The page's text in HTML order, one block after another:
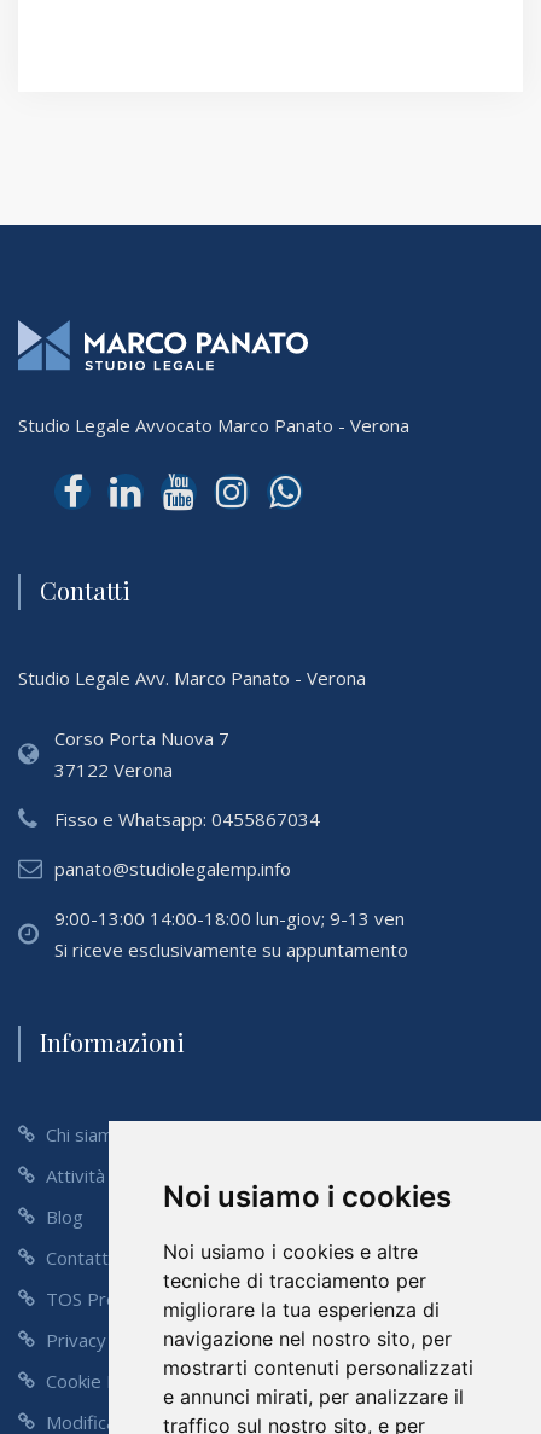
Noi usiamo i cookies
Noi usiamo i cookies e altre
tecniche di tracciamento per
migliorare la tua esperienza di
navigazione nel nostro sito, per
mostrarti contenuti personalizzati
e annunci mirati, per analizzare il
traffico sul nostro sito, e per
Studio Legale Avvocato Marco Panato - Verona
Contatti
Studio Legale Avv. Marco Panato - Verona
Corso Porta Nuova 7
37122 Verona
Fisso e Whatsapp: 0455867034
panato@studiolegalemp.info
9:00-13:00 14:00-18:00 lun-giov; 9-13 ven
Si riceve esclusivamente su appuntamento
Informazioni
Chi siamo
Attività
Blog
Contatti
TOS Preventivo
Privacy Policy
Cookie Policy
Modifica Preferenze